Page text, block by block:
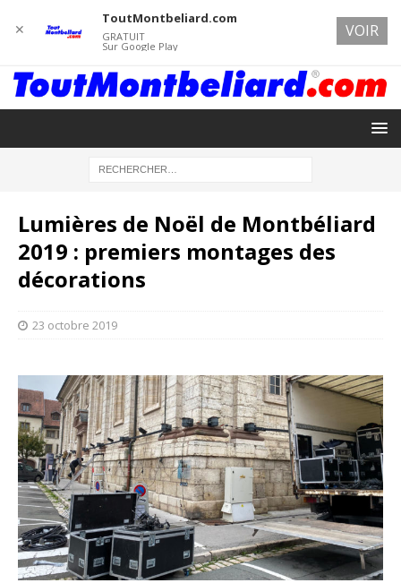
Lumières de Noël de Montbéliard
2019 : premiers montages des
décorations
23 octobre 2019
✕
ToutMontbeliard.com
GRATUIT
Sur Google Play
VOIR